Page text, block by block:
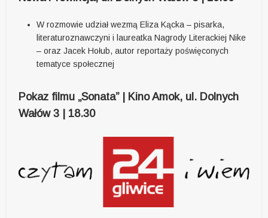
W rozmowie udział wezmą Eliza Kącka – pisarka,
literaturoznawczyni i laureatka Nagrody Literackiej Nike
– oraz Jacek Hołub, autor reportaży poświęconych
tematyce społecznej
Pokaz filmu „Sonata” | Kino Amok, ul. Dolnych
Wałów 3 | 18.30